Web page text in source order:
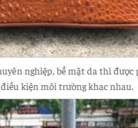
nghiệp, bề mặt da thì
điều kiện môi trường khac nhau.